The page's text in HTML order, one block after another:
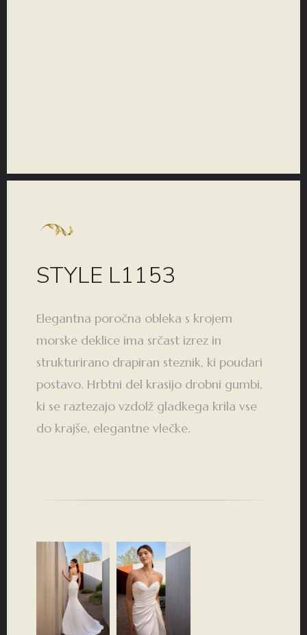
STYLE L1153
Elegantna poročna obleka s krojem
morske deklice ima srčast izrez in
strukturirano drapiran steznik, ki poudari
postavo. Hrbtni del krasijo drobni gumbi,
ki se raztezajo vzdolž gladkega krila vse
do krajše, elegantne vlečke.